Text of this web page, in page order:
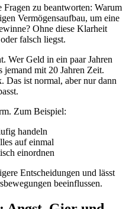
zu beantworten: Warum
Vermögensaufbau, um eine
Ohne diese Klarheit
falsch liegst.
Wer Geld in ein paar Jahren
jemand mit 20 Jahren Zeit.
Das ist normal, aber nur dann
Zum Beispiel:
handeln
auf einmal
einordnen
Entscheidungen und lässt
beeinflussen.